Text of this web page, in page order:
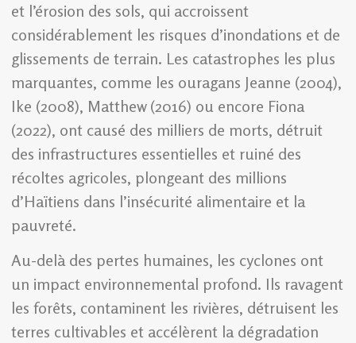
et l’érosion des sols, qui accroissent
considérablement les risques d’inondations et de
glissements de terrain. Les catastrophes les plus
marquantes, comme les ouragans Jeanne (2004),
Ike (2008), Matthew (2016) ou encore Fiona
(2022), ont causé des milliers de morts, détruit
des infrastructures essentielles et ruiné des
récoltes agricoles, plongeant des millions
d’Haïtiens dans l’insécurité alimentaire et la
pauvreté.
Au-delà des pertes humaines, les cyclones ont
un impact environnemental profond. Ils ravagent
les forêts, contaminent les rivières, détruisent les
terres cultivables et accélèrent la dégradation